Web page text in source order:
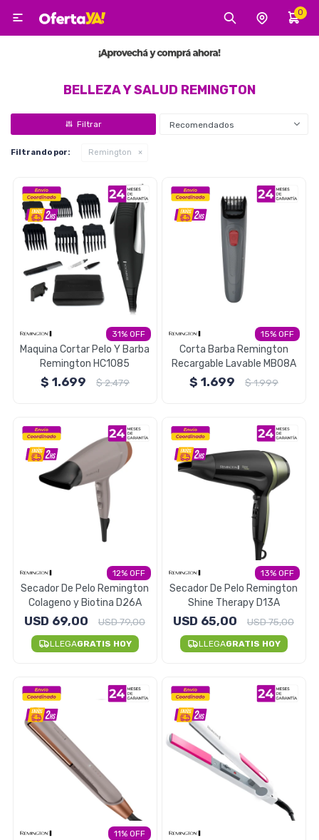
0

BELLEZA Y SALUD REMINGTON
Recomendados
Filtrando por: Remington
31
Maquina Cortar Pelo Y Barba
Remington HC1085
$ 1.699 $2.479
15
Corta Barba Remington
Recargable Lavable MB08A
$ 1.699 $1.999
12
Secador De Pelo Remington
Colageno y Biotina D26A
USD 69,00 USD79,00
LLEGAGRATIS HOY
13
Secador De Pelo Remington
Shine Therapy D13A
USD 65,00 USD75,00
LLEGAGRATIS HOY
11
MI CUENTA
Tecnología
Tv, Audio y Video
Tecnología
Gaming
Electrodomésticos
Hogar y Jardín
Deportes y Tiempo Libre
Herramientas
Papelería